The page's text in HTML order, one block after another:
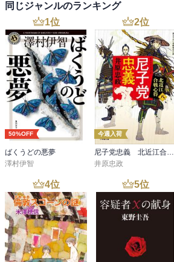
同じジャンルのランキング
1位
50%OFF
ばくうどの悪夢
澤村伊智
2位
今週入荷
尼子党忠義 北近江合戦心得〈八〉
井原忠政
4位 5位